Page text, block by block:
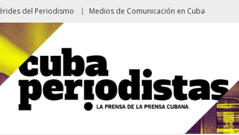
del Periodismo Medios de Comunicación en Cuba